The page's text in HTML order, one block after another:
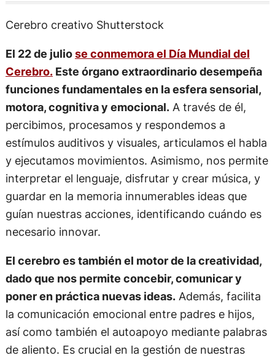
Cerebro creativo Shutterstock
El 22 de juliose conmemora el Día Mundial del
Cerebro.Este órgano extraordinario desempeña
funciones fundamentales en la esfera sensorial,
motora, cognitiva y emocional.A través de él,
percibimos, procesamos y respondemos a
estímulos auditivos y visuales, articulamos el habla
y ejecutamos movimientos. Asimismo, nos permite
interpretar el lenguaje, disfrutar y crear música, y
guardar en la memoria innumerables ideas que
guían nuestras acciones, identificando cuándo es
necesario innovar.
El cerebro es también el motor de la creatividad,
dado que nos permite concebir, comunicar y
poner en práctica nuevas ideas.Además, facilita
la comunicación emocional entre padres e hijos,
así como también el autoapoyo mediante palabras
de aliento. Es crucial en la gestión de nuestras